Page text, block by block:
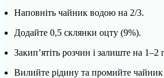
Наповніть чайник водою на 2/3.
Додайте 0,5 склянки оцту (9%).
Закип’ятіть розчин і залиште на 1–2
Вилийте рідину та промийте